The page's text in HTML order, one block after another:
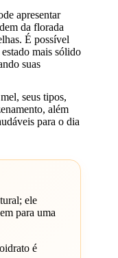
apresentar
da florada
É possível
mais sólido
suas
seus tipos,
além
para o dia
ele
para uma
é